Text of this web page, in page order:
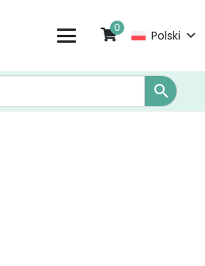
0
Polski